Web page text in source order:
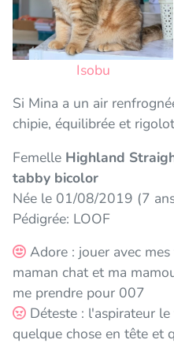
Isobu
Si Mina a un air
chipie, équilibrée et
Femelle Highland
tabby bicolor
Née le 01/08/2019 (7
Pédigrée: LOOF
Adore : jouer avec
maman chat et ma
me prendre pour 007
Déteste : l'aspirateur
quelque chose en tête et